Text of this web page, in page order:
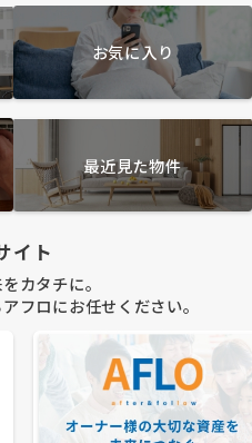
お気に入り
最近見た物件
イト
カタチに。
フロにお任せください。